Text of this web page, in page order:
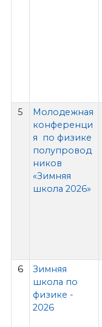
5
Молодежная
конференци
я по физике
полупровод
ников
«Зимняя
школа 2026»
6
Зимняя
школа по
физике -
2026